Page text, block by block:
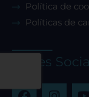
Política de
Políticas de
Redes
F
I